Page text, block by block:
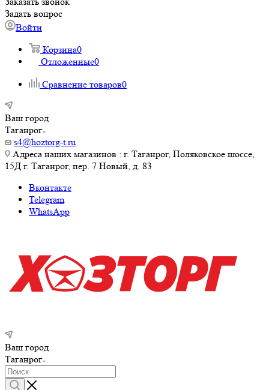
Задать вопрос
Войти
Корзина0
Отложенные0
Сравнение товаров0
Ваш город
Таганрог
s4@hoztorg-t.ru
Адреса наших магазинов : г. Таганрог, Поляковское шоссе,
15Д г. Таганрог, пер. 7 Новый, д. 83
Вконтакте
Telegram
WhatsApp
Ваш город
Таганрог